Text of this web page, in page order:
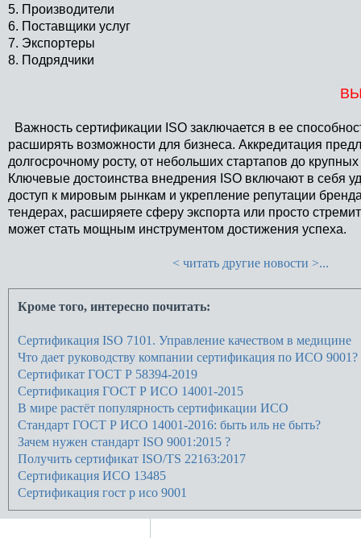
5. Производители
6. Поставщики услуг
7. Экспортеры
8. Подрядчики
Важность сертификации ISO заключается в ее
расширять возможности для бизнеса. Аккредитация
долгосрочному росту, от небольших стартапов до
Ключевые достоинства внедрения ISO включают в себя
доступ к мировым рынкам и укрепление репутации
тендерах, расширяете сферу экспорта или просто
может стать мощным инструментом достижения успеха.
< читать другие новости >...
Кроме того, интересно почитать:
Сертификация ISO 7101. Управление качеством в медицине
Что дает руководству компании сертификация по ИСО 9001?
Сертификат ГОСТ Р 58394-2019
Сертификация ГОСТ Р ИСО 14001-2015
В мире растёт популярность сертификации ИСО
Стандарт ГОСТ Р ИСО 14001-2016: быть иль не быть?
Зачем нужен стандарт ISO 9001:2015 ?
Получить сертификат ISO/TS 22163:2017
Сертификация ИСО 13485
Сертификация гост р исо 9001